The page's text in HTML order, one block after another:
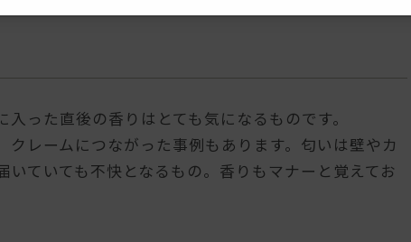
った直後の香りはとても気になるものです。
レームにつながった事例もあります。匂いは壁やカ
ていても不快となるもの。香りもマナーと覚えてお